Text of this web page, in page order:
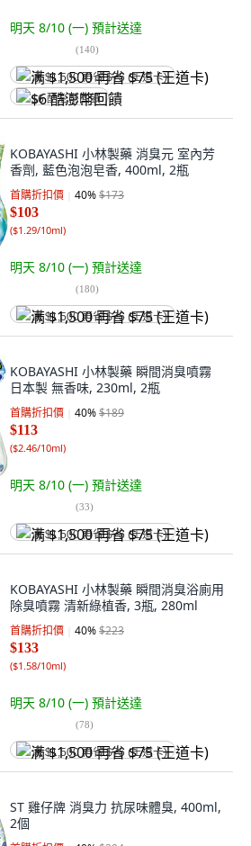
明天 8/10 (一) 預計送達
(140)
满 $1,500 再省 $75 (王道卡)
$6 酷澎幣回饋
KOBAYASHI 小林製藥 消臭元 室內芳
香劑, 藍色泡泡皂香, 400ml, 2瓶
首購折扣價 40%$173
$103
($1.29/10ml)
明天 8/10 (一) 預計送達
(180)
满 $1,500 再省 $75 (王道卡)
KOBAYASHI 小林製藥 瞬間消臭噴霧
日本製 無香味, 230ml, 2瓶
首購折扣價 40%$189
$113
($2.46/10ml)
明天 8/10 (一) 預計送達
(33)
满 $1,500 再省 $75 (王道卡)
KOBAYASHI 小林製藥 瞬間消臭浴廁用
除臭噴霧 清新綠植香, 3瓶, 280ml
首購折扣價 40%$223
$133
($1.58/10ml)
明天 8/10 (一) 預計送達
(78)
满 $1,500 再省 $75 (王道卡)
ST 雞仔牌 消臭力 抗尿味體臭, 400ml,
2個